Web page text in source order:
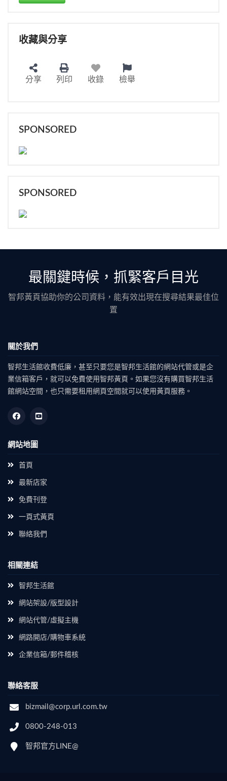
收藏與分享
分享 列印 收錄 檢舉
SPONSORED
SPONSORED
最關鍵時候，抓緊客戶目光
智邦黃頁協助你的公司資料，能有效出現在搜尋結果最佳位
置
關於我們
智邦生活館收費低廉，甚至只要您是智邦生活館的網站代管或是企
業信箱客戶，就可以免費使用智邦黃頁。如果您沒有購買智邦生活
館網站空間，也只需要租用網頁空間就可以使用黃頁服務。
網站地圖
首頁
最新店家
免費刊登
一頁式黃頁
聯絡我們
相關連結
智邦生活館
網站架設/版型設計
網站代管/虛擬主機
網路開店/購物車系統
企業信箱/郵件稽核
聯絡客服
bizmail@corp.url.com.tw
0800-248-013
智邦官方LINE@